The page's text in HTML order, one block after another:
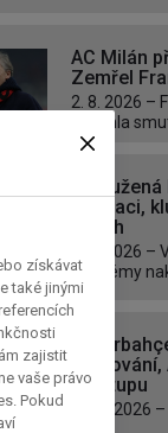
AC Milán
Zemřel
2. 8. 2026 –
zasáhla
likvidaci,
letech
1. 8. 2026 –
problémy
přestupu
30. 7. 2026
získávat
také jinými
zajistit
vaše právo
Pokud